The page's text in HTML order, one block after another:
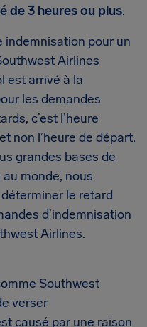
de 3 heures ou plus.
indemnisation pour un
Airlines
est arrivé à la
les demandes
c’est l’heure
non l’heure de départ.
grandes bases de
monde, nous
le retard
d’indemnisation
Airlines.
Southwest
verser
causé par une raison